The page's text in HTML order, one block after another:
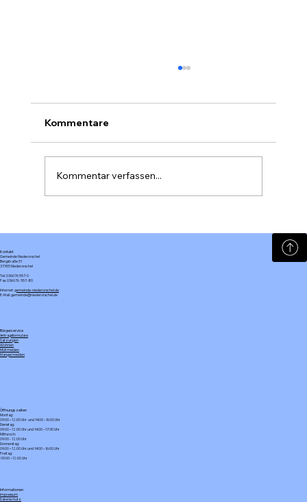
Kommentare
Kommentar verfassen...
Kontakt
Gemeinde Niederorschel
Bergstraße 51
37355 Niederorschel
Tel: 036076 557-0
Fax: 036076 557-80
Internet:gemeinde-niederorschel.de
E-Mail: gemeinde@niederorschel.de
Bürgerservice
Antragsformulare
Satzungen
Wohnen
Müll melden
Mangel melden
Öffnungszeiten
Montag:
09:00 – 12:00 Uhr und 14:00 – 16:00 Uhr
Dienstag:
09:00 – 12:00 Uhr und 14:00 – 17:30 Uhr
Mittwoch:
09:00 - 12:00 Uhr
Donnerstag:
09:00 – 12:00 Uhr und 14:00 – 16:00 Uhr
Freitag:
09:00 – 12:00 Uhr
Informationen
Impressum
Datenschutz